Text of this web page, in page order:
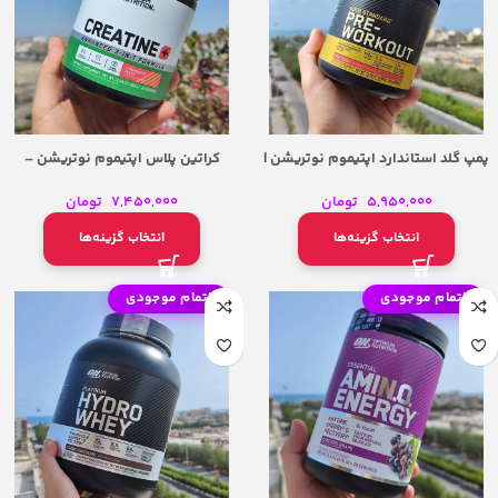
پمپ گلد استاندارد اپتیموم نوتریشن |
Pre-Workout
5,950,000 تومان
انتخاب گزینه‌ها
کراتین پلاس اپتیموم نوتریشن –
Formula
7,450,000 تومان
انتخاب گزینه‌ها
اتمام موجودی اتمام موجودی